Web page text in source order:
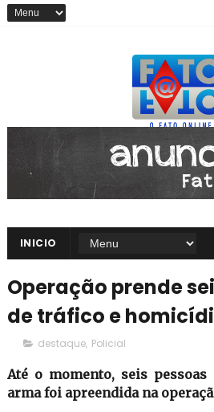
INICIO
Operação prende
de tráfico e
destaque, Policial
Até o momento, seis
arma foi apreendida na